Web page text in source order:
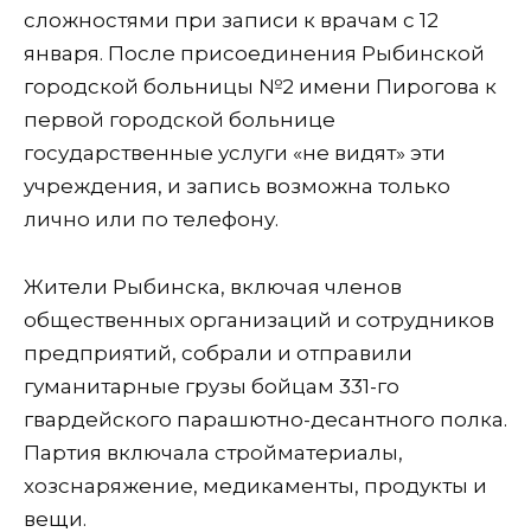
сложностями при записи к врачам с 12
января. После присоединения Рыбинской
городской больницы №2 имени Пирогова к
первой городской больнице
государственные услуги «не видят» эти
учреждения, и запись возможна только
лично или по телефону.
Жители Рыбинска, включая членов
общественных организаций и сотрудников
предприятий, собрали и отправили
гуманитарные грузы бойцам 331-го
гвардейского парашютно-десантного полка.
Партия включала стройматериалы,
хозснаряжение, медикаменты, продукты и
вещи.